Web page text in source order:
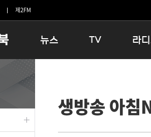
제2FM
뉴스 TV
인생내컷
테마기행 길
라
16:00
우리 고
생방송 아침